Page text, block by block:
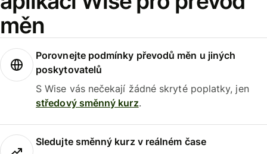
měn
Porovnejte podmínky převodů měn u jiných
poskytovatelů
S Wise vás nečekají žádné skryté poplatky, jen
středový směnný kurz.
Sledujte směnný kurz v reálném čase